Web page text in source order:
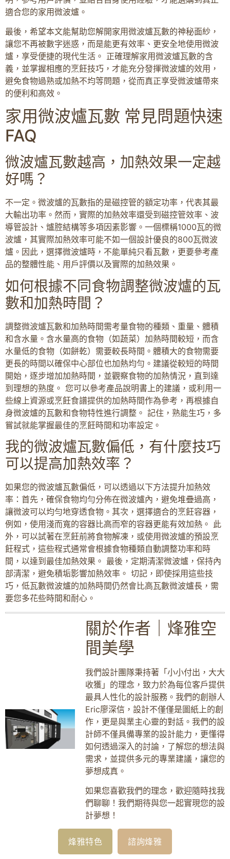
適合您的家用微波爐。
最後，希望本文能幫助您解開家用微波爐瓦數的神秘面紗，
讓您不再被數字迷惑，而是能更有效率、更安全地使用微波
爐，享受便捷的現代生活。 正確理解家用微波爐瓦數的含
義，並掌握相應的烹飪技巧，才能充分發揮微波爐的效用，
避免食物過熟或加熱不均等問題，從而真正享受微波爐帶來
的便利和高效。
家用微波爐瓦數 常見問題快速
FAQ
微波爐瓦數越高，加熱效果一定越
好嗎？
不一定。微波爐的瓦數指的是磁控管的額定功率，代表其最
大輸出功率。然而，實際的加熱效率還受到磁控管效率、波
導管設計、爐腔結構等多項因素影響。一個標稱1000瓦的微
波爐，其實際加熱效率可能不如一個設計優良的800瓦微波
爐。因此，選擇微波爐時，不能單純只看瓦數，更要參考產
品的整體性能、用戶評價以及實際的加熱效果。
如何根據不同食物調整微波爐的瓦
數和加熱時間？
調整微波爐瓦數和加熱時間需考量食物的種類、重量、體積
和含水量。含水量高的食物（如蔬菜）加熱時間較短，而含
水量低的食物（如餅乾）需要較長時間。體積大的食物需要
更長的時間以確保中心部位也加熱均勻。建議從較短的時間
開始，逐步增加加熱時間，並觀察食物的加熱情況，直到達
到理想的熟度。 您可以參考產品說明書上的建議，或利用一
些線上資源或烹飪食譜提供的加熱時間作為參考，再根據自
身微波爐的瓦數和食物特性進行調整。 記住，熟能生巧，多
嘗試就能掌握最佳的烹飪時間和功率設定。
我的微波爐瓦數偏低，有什麼技巧
可以提高加熱效率？
如果您的微波爐瓦數偏低，可以透過以下方法提升加熱效
率：首先，確保食物均勻分佈在微波爐內，避免堆疊過高，
讓微波可以均勻地穿透食物。其次，選擇適合的烹飪容器，
例如，使用淺而寬的容器比高而窄的容器更能有效加熱。 此
外，可以試著在烹飪前將食物解凍，或使用微波爐的預設烹
飪程式，這些程式通常會根據食物種類自動調整功率和時
間，以達到最佳加熱效果。 最後，定期清潔微波爐，保持內
部清潔，避免積垢影響加熱效率。 切記，即使採用這些技
巧，低瓦數微波爐的加熱時間仍然會比高瓦數微波爐長，需
要您多花些時間和耐心。
關於作者｜烽雅空
間美學
我們設計團隊秉持著「小小付出，大大
收獲」的理念，致力於為每位客戶提供
最具人性化的設計服務。我們的創辦人
Eric廖深信，設計不僅僅是圖紙上的創
作，更是與業主心靈的對話。我們的設
計師不僅具備專業的設計能力，更懂得
如何透過深入的討論，了解您的想法與
需求，並提供多元的專業建議，讓您的
夢想成真。
如果您喜歡我們的理念，歡迎隨時找我
們聊聊！我們期待與您一起實現您的設
計夢想！
烽雅特色 諮詢烽雅